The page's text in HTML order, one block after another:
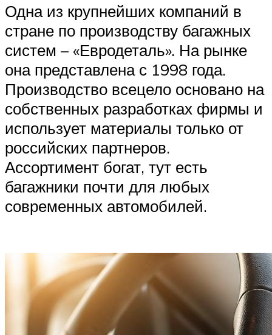
Одна из крупнейших компаний в
стране по производству багажных
систем – «Евродеталь». На рынке
она представлена с 1998 года.
Производство всецело основано на
собственных разработках фирмы и
использует материалы только от
российских партнеров.
Ассортимент богат, тут есть
багажники почти для любых
современных автомобилей.